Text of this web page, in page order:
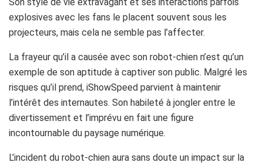
explosives avec les fans le placent souvent sous les
projecteurs, mais cela ne semble pas l’affecter.
La frayeur qu’il a causée avec son robot-chien n’est qu’un
exemple de son aptitude à captiver son public. Malgré les
risques qu’il prend, iShowSpeed parvient à maintenir
l’intérêt des internautes. Son habileté à jongler entre le
divertissement et l’imprévu en fait une figure
incontournable du paysage numérique.
L’incident du robot-chien aura sans doute un impact sur la